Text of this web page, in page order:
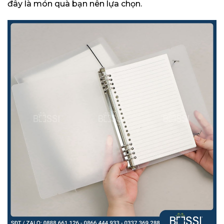
đây là món quà bạn nên lựa chọn.